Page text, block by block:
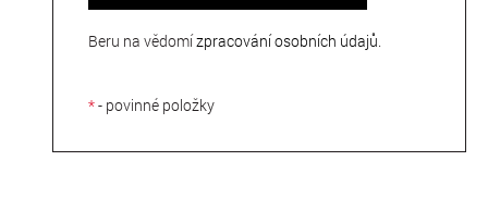
Beru na vědomízpracování osobních údajů.
*- povinné položky